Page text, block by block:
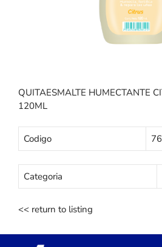
QUITAESMALTE HUMECTANTE
120ML
Codigo
Categoria
<< return to listing